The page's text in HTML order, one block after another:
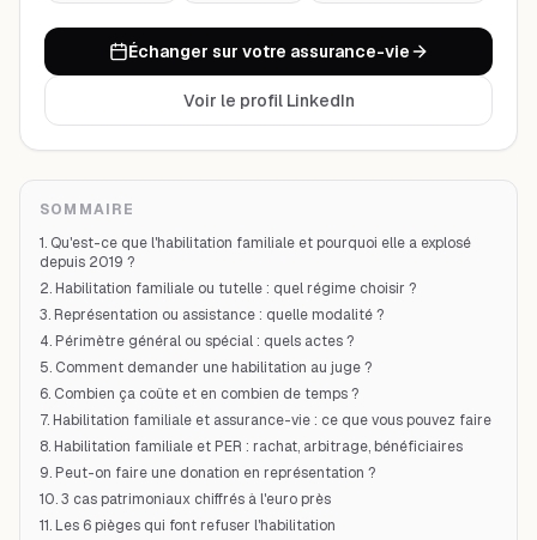
Échanger sur votre assurance-vie
Voir le profil LinkedIn
SOMMAIRE
1. Qu'est-ce que l'habilitation familiale et pourquoi elle a explosé
depuis 2019 ?
2. Habilitation familiale ou tutelle : quel régime choisir ?
3. Représentation ou assistance : quelle modalité ?
4. Périmètre général ou spécial : quels actes ?
5. Comment demander une habilitation au juge ?
6. Combien ça coûte et en combien de temps ?
7. Habilitation familiale et assurance-vie : ce que vous pouvez faire
8. Habilitation familiale et PER : rachat, arbitrage, bénéficiaires
9. Peut-on faire une donation en représentation ?
10. 3 cas patrimoniaux chiffrés à l'euro près
11. Les 6 pièges qui font refuser l'habilitation